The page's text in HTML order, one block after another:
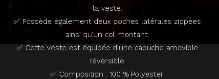
la veste.
✅ Possède également deux poches latérales zippées
ainsi qu'un col montant.
✅ Cette veste est équipée d'une capuche amovible
réversible.
✅ Composition : 100 % Polyester.